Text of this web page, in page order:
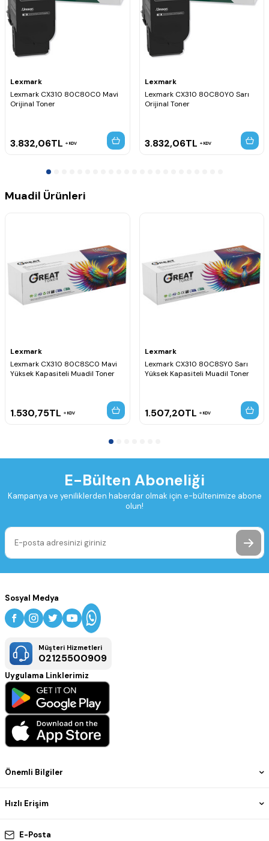
Lexmark
Lexmark CX310 80C80C0 Mavi
Orijinal Toner
3.832,06TL KDV
Lexmark
Lexmark CX310 80C80Y0 Sarı
Orijinal Toner
3.832,06TL KDV
Muadil Ürünleri
Lexmark
Lexmark CX310 80C8SC0 Mavi
Yüksek Kapasiteli Muadil Toner
1.530,75TL KDV
Lexmark
Lexmark CX310 80C8SY0 Sarı
Yüksek Kapasiteli Muadil Toner
1.507,20TL KDV
E-Bülten Aboneliği
Kampanya ve yeniliklerden haberdar olmak için e-bültenimize abone
olun!
E-Posta
Önemli Bilgiler
Hızlı Erişim
Sosyal Medya
Müşteri Hizmetleri
02125500909
Uygulama Linklerimiz